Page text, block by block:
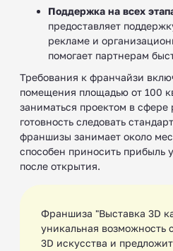
Поддержка на всех
предоставляет
рекламе и
помогает партнерам
Требования к франчайзи
помещения площадью от 100
заниматься проектом в сфере
готовность следовать
франшизы занимает около
способен приносить прибыль
после открытия.
Франшиза "Выставка 3D
уникальная возможность
3D искусства и